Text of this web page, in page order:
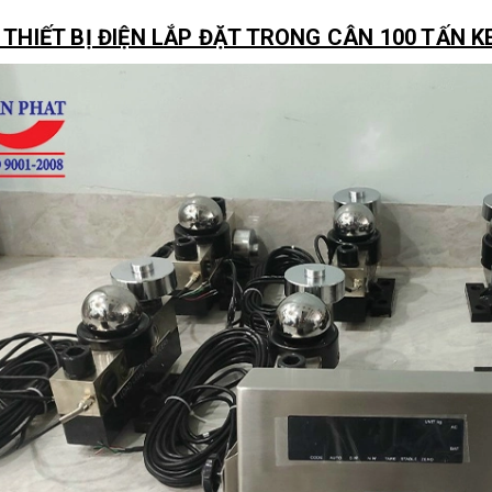
BỊ ĐIỆN LẮP ĐẶT TRONG CÂN 100 TẤN